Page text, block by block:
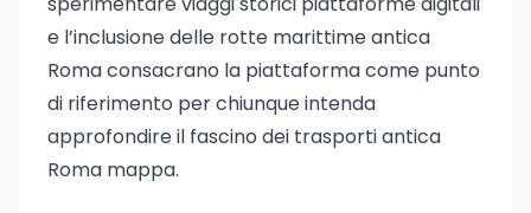
e l’inclusione delle rotte marittime antica
Roma consacrano la piattaforma come punto
di riferimento per chiunque intenda
approfondire il fascino dei trasporti antica
Roma mappa.